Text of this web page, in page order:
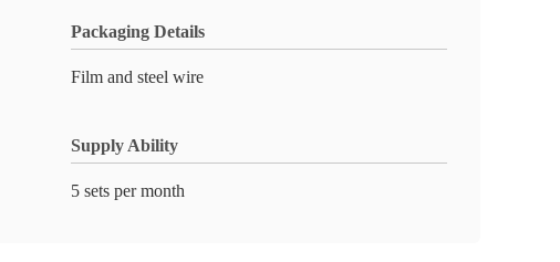
Packaging Details
Film and steel wire
Supply Ability
5 sets per month